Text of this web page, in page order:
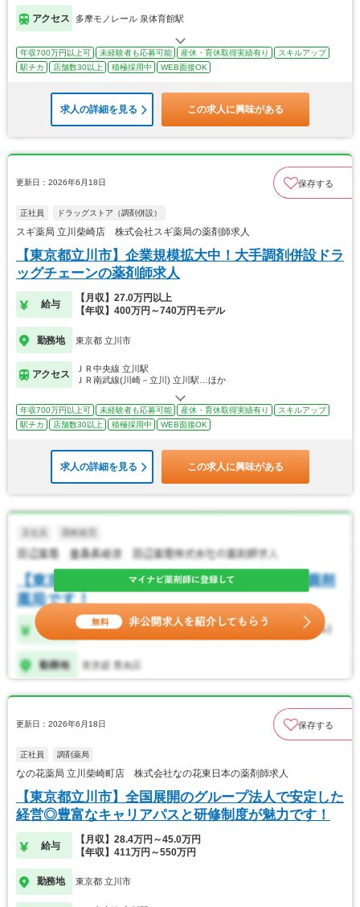
アクセス 多摩モノレール 泉体育館駅
年収700万円以上可 未経験者も応募可能 産休・育休取得実績有り
スキルアップ
駅チカ
店舗数30以上 積極採用中 WEB面接OK
求人の詳細を見る この求人に興味がある
更新日：2026年6月18日 保存する
正社員 ドラッグストア（調剤併設）
スギ薬局 立川柴崎店 株式会社スギ薬局の薬剤師求人
【東京都立川市】企業規模拡大中！大手調剤併設ドラ
ッグチェーンの薬剤師求人
給与
【月収】27.0万円以上
【年収】400万円～740万円モデル
勤務地 東京都 立川市
アクセス
ＪＲ中央線 立川駅
ＪＲ南武線(川崎－立川) 立川駅…ほか
年収700万円以上可 未経験者も応募可能 産休・育休取得実績有り
スキルアップ
駅チカ
店舗数30以上 積極採用中 WEB面接OK
求人の詳細を見る この求人に興味がある
更新日：2026年6月18日 保存する
正社員 調剤薬局
なの花薬局 立川柴崎町店 株式会社なの花東日本の薬剤師求人
【東京都立川市】全国展開のグループ法人で安定した
経営◎豊富なキャリアパスと研修制度が魅力です！
給与
【月収】28.4万円～45.0万円
【年収】411万円～550万円
勤務地 東京都 立川市